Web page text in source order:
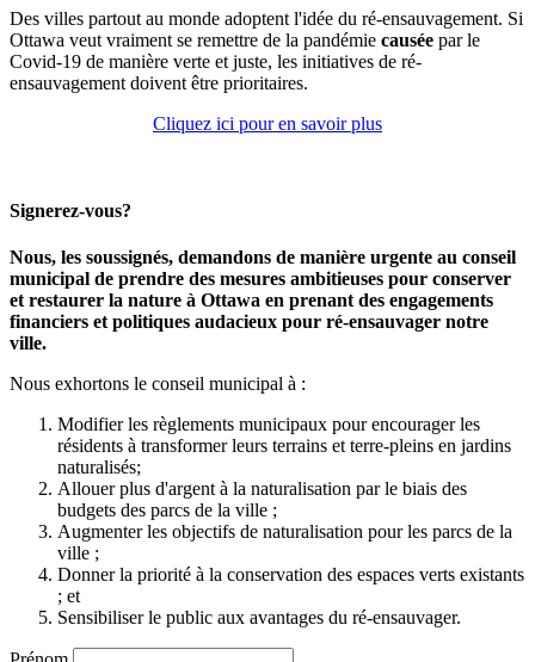
Des villes partout au monde adoptent l'idée du ré-ensauvagement. Si
Ottawa veut vraiment se remettre de la pandémie causée par le
Covid-19 de manière verte et juste, les initiatives de ré-
ensauvagement doivent être prioritaires.
Cliquez ici pour en savoir plus
Signerez-vous?
Nous, les soussignés, demandons de manière urgente au conseil
municipal de prendre des mesures ambitieuses pour conserver
et restaurer la nature à Ottawa en prenant des engagements
financiers et politiques audacieux pour ré-ensauvager notre
ville.
Nous exhortons le conseil municipal à :
Modifier les règlements municipaux pour encourager les
résidents à transformer leurs terrains et terre-pleins en jardins
naturalisés;
Allouer plus d'argent à la naturalisation par le biais des
budgets des parcs de la ville ;
Augmenter les objectifs de naturalisation pour les parcs de la
ville ;
Donner la priorité à la conservation des espaces verts existants
; et
Sensibiliser le public aux avantages du ré-ensauvager.